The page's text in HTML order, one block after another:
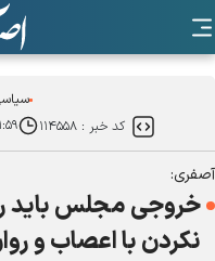
کد خبر : ۱۱۴۵۵۸
آصفری:
خروجی مجلس باید
نکردن با اعصاب و